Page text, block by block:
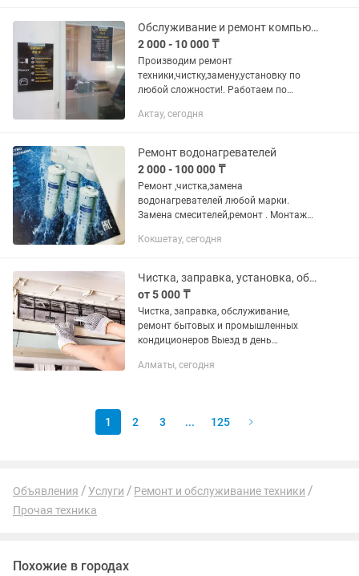
Обслуживание и ремонт компьютерной техники
2 000 - 10 000 ₸
Производим ремонт
техники,чистку,замену,установку по
любой сложности!. Работаем по
Работаем официально ИП fix it по
207/1 по всем...
Актау, сегодня
Ремонт водонагревателей
2 000 - 100 000 ₸
Ремонт ,чистка,замена
водонагревателей любой марки.
Замена смесителей,ремонт . Монтаж
касается сантехники
Кокшетау, сегодня
Чистка, заправка, установка, обслуживание, ремонт кондиционеров
от 5 000 ₸
Чистка, заправка, обслуживание,
ремонт бытовых и промышленных
кондиционеров Выезд в день
дом и офис
Алматы, сегодня
1 2 3 ... 125
Объявления Услуги
Ремонт и обслуживание техники
Прочая техника
Похожие в городах